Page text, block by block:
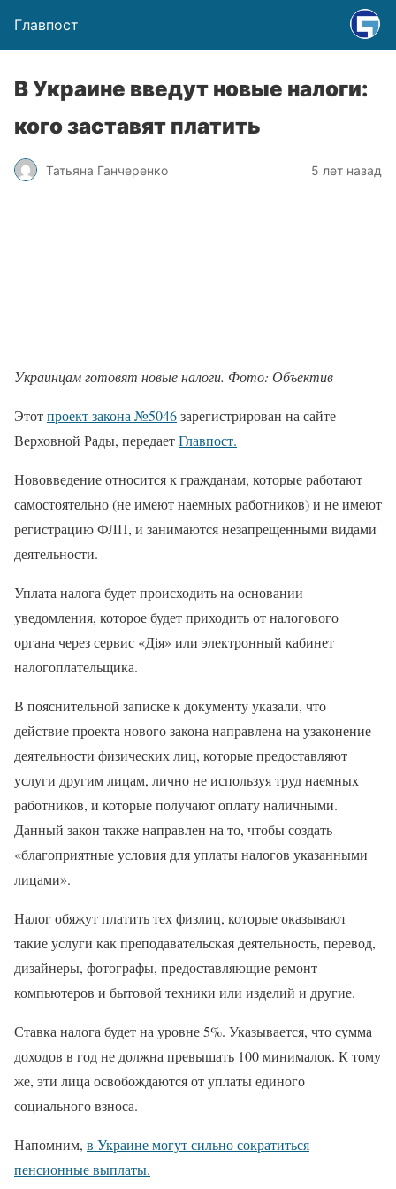
Главпост
В Украине введут новые налоги:
кого заставят платить
Татьяна Ганчеренко 5 лет назад
Украинцам готовят новые налоги. Фото: Объектив
Этотпроект закона №5046зарегистрирован на сайте
Верховной Рады, передаетГлавпост.
Нововведение относится к гражданам, которые работают
самостоятельно (не имеют наемных работников) и не имеют
регистрацию ФЛП, и занимаются незапрещенными видами
деятельности.
Уплата налога будет происходить на основании
уведомления, которое будет приходить от налогового
органа через сервис «Дія» или электронный кабинет
налогоплательщика.
В пояснительной записке к документу указали, что
действие проекта нового закона направлена на узаконение
деятельности физических лиц, которые предоставляют
услуги другим лицам, лично не используя труд наемных
работников, и которые получают оплату наличными.
Данный закон также направлен на то, чтобы создать
«благоприятные условия для уплаты налогов указанными
лицами».
Налог обяжут платить тех физлиц, которые оказывают
такие услуги как преподавательская деятельность, перевод,
дизайнеры, фотографы, предоставляющие ремонт
компьютеров и бытовой техники или изделий и другие.
Ставка налога будет на уровне 5%. Указывается, что сумма
доходов в год не должна превышать 100 минималок. К тому
же, эти лица освобождаются от уплаты единого
социального взноса.
Напомним, в Украине могут сильно сократиться
пенсионные выплаты.